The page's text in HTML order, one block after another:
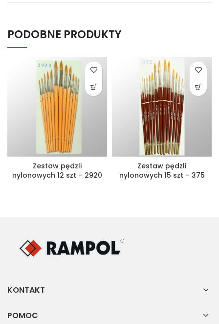
PODOBNE PRODUKTY
Zestaw pędzli
nylonowych 12 szt – 2920
Zestaw pędzli
nylonowych 15 szt – 375
KONTAKT
POMOC